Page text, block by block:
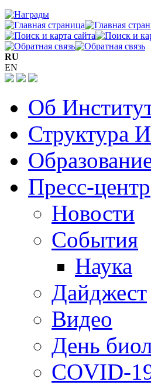
RU
EN
Об
Структура
Пресс-центр
Новости
События
Наука
Дайджест
Видео
День
COVID-